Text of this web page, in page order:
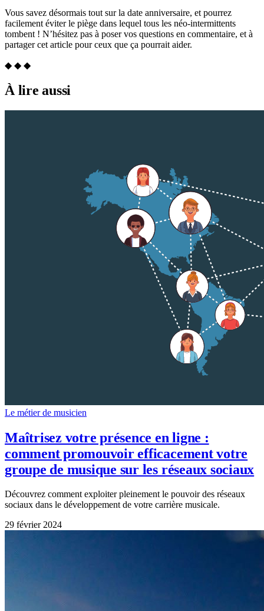
Vous savez désormais tout sur la date anniversaire, et pourrez
facilement éviter le piège dans lequel tous les néo-intermittents
tombent ! N’hésitez pas à poser vos questions en commentaire, et à
partager cet article pour ceux que ça pourrait aider.
◆ ◆ ◆
À lire aussi
Le métier de musicien
Maîtrisez votre présence en ligne :
comment promouvoir efficacement votre
groupe de musique sur les réseaux sociaux
Découvrez comment exploiter pleinement le pouvoir des réseaux
sociaux dans le développement de votre carrière musicale.
29 février 2024